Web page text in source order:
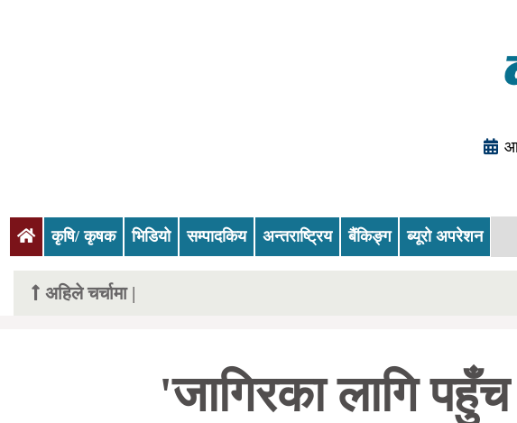
(current)
कृषि/ कृषक भिडियो सम्पादकिय अन्तराष्ट्रिय बैंकिङ्ग ब्यूरो अपरेशन
अहिले चर्चामा |
'जागिरका लागि